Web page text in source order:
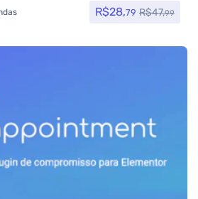
R$28,79 R$47,99